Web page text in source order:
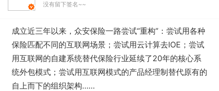
没有留下签名~~
成立近三年以来，众安保险一路尝试“重构”：尝试用各种
保险匹配不同的互联网场景；尝试用云计算去IOE；尝试
用互联网的自建系统替代保险行业延续了20年的核心系
统外包模式；尝试用互联网模式的产品经理制替代原有的
自上而下的组织架构……